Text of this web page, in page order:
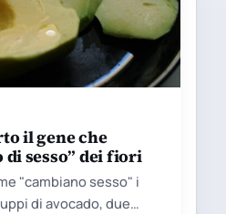
il gene che
sesso” dei fiori
"cambiano sesso" i
di avocado, due